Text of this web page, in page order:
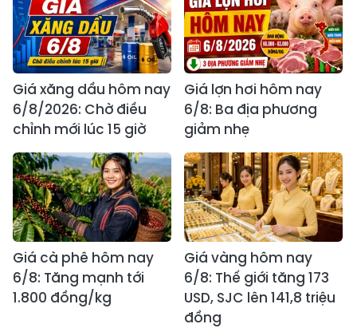
Giá xăng dầu hôm nay
6/8/2026: Chờ điều
chỉnh mới lúc 15 giờ
Giá lợn hơi hôm nay
6/8: Ba địa phương
giảm nhẹ
Giá cà phê hôm nay
6/8: Tăng mạnh tới
1.800 đồng/kg
Giá vàng hôm nay
6/8: Thế giới tăng 173
USD, SJC lên 141,8 triệu
đồng